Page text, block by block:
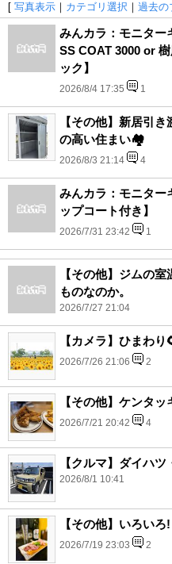
[ 写真表示 ｜ カテゴリ選択 ｜ 過去の
みんカラ：モニタ
SS COAT 3000 or
ック】
2026/8/4 17:35 1
【その他】新居引
の高い住まい🏘️
2026/8/3 21:14 4
みんカラ：モニター
ップコート付き】
2026/7/31 23:42 1
【その他】ジムの
ものなのか。
2026/7/27 21:04
【カメラ】ひまわり
2026/7/26 21:06 2
【その他】ケンタ
2026/7/21 20:42 4
【クルマ】ダイハ
2026/8/1 10:41
【その他】いろいろ
2026/7/19 23:03 2